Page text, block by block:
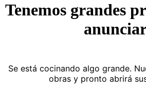
Tenemos grandes
Se está cocinando algo grande.
obras y pronto abrirá